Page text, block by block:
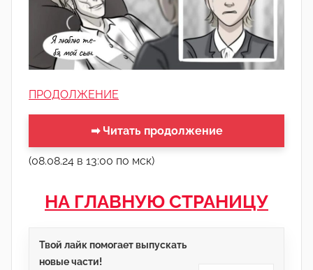
ПРОДОЛЖЕНИЕ
➡ Читать продолжение
(08.08.24 в 13:00 по мск)
НА ГЛАВНУЮ СТРАНИЦУ
Твой лайк помогает выпускать
новые части!